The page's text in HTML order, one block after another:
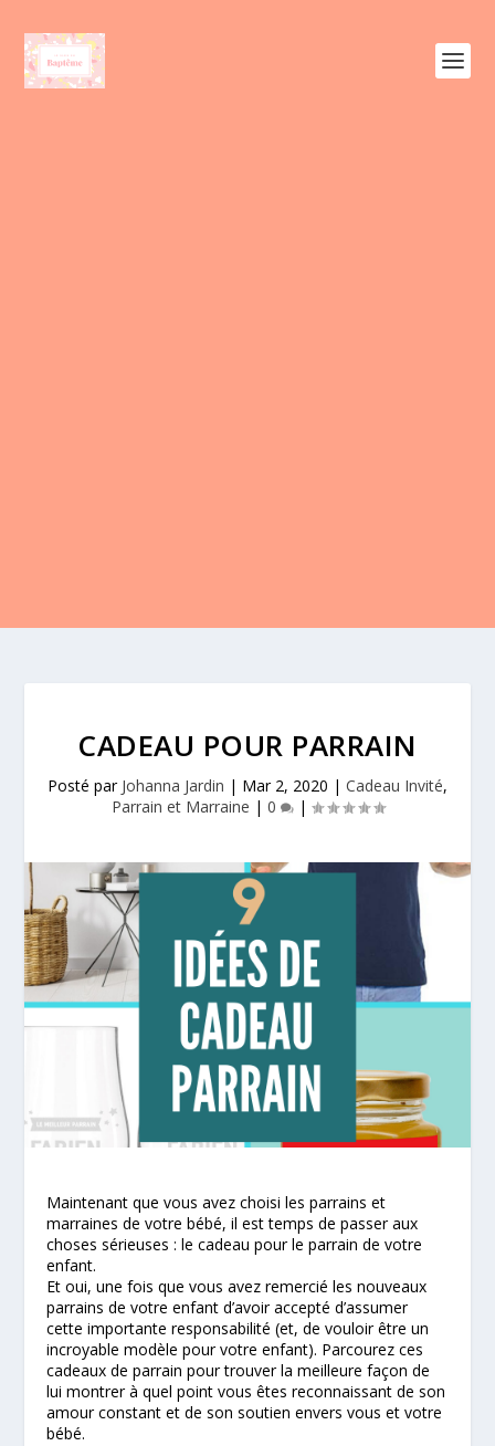
CADEAU POUR PARRAIN
Posté par Johanna Jardin | Mar 2, 2020 | Cadeau Invité,
Parrain et Marraine | 0 |
Maintenant que vous avez choisi les parrains et
marraines de votre bébé, il est temps de passer aux
choses sérieuses : le cadeau pour le parrain de votre
enfant.
Et oui, une fois que vous avez remercié les nouveaux
parrains de votre enfant d’avoir accepté d’assumer
cette importante responsabilité (et, de vouloir être un
incroyable modèle pour votre enfant). Parcourez ces
cadeaux de parrain pour trouver la meilleure façon de
lui montrer à quel point vous êtes reconnaissant de son
amour constant et de son soutien envers vous et votre
bébé.